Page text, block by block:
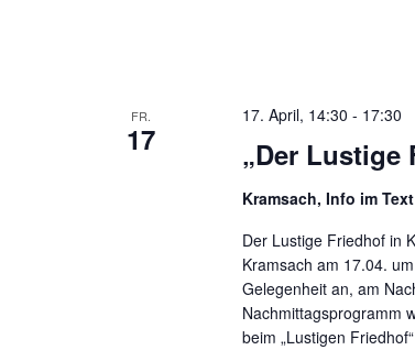
FR.
17 „Der Lustige
17. April, 14:30 - 17:30
Kramsach, Info im Text
Der Lustige Friedhof in
Kramsach am 17.04.
Gelegenheit an, am
Nachmittagsprogramm
beim „Lustigen